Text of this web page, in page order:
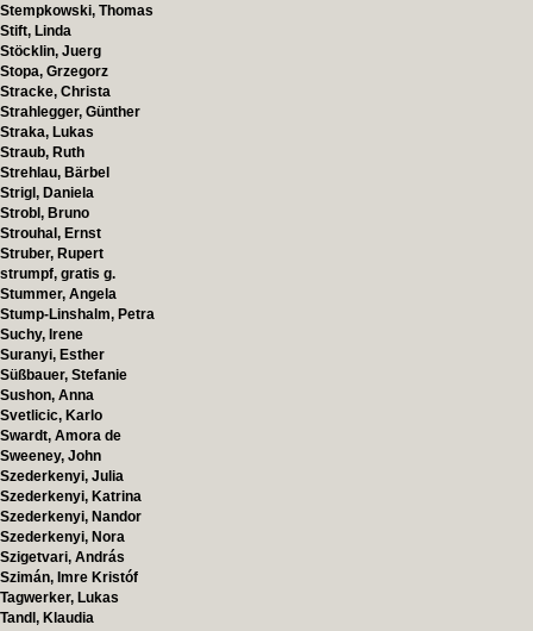
Stempkowski, Thomas
Stift, Linda
Stöcklin, Juerg
Stopa, Grzegorz
Stracke, Christa
Strahlegger, Günther
Straka, Lukas
Straub, Ruth
Strehlau, Bärbel
Strigl, Daniela
Strobl, Bruno
Strouhal, Ernst
Struber, Rupert
strumpf, gratis g.
Stummer, Angela
Stump-Linshalm, Petra
Suchy, Irene
Suranyi, Esther
Süßbauer, Stefanie
Sushon, Anna
Svetlicic, Karlo
Swardt, Amora de
Sweeney, John
Szederkenyi, Julia
Szederkenyi, Katrina
Szederkenyi, Nandor
Szederkenyi, Nora
Szigetvari, András
Szimán, Imre Kristóf
Tagwerker, Lukas
Tandl, Klaudia